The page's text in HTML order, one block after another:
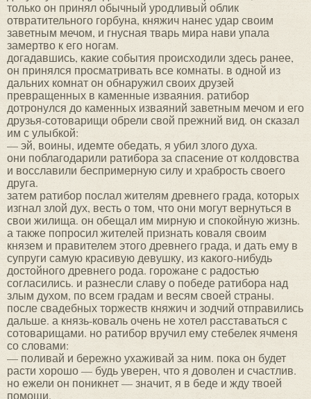
только он принял обычный уродливый облик
отвратительного горбуна, княжич нанес удар своим
заветным мечом, и гнусная тварь мира нави упала
замертво к его ногам.
догадавшись, какие события происходили здесь ранее,
он принялся просматривать все комнаты. в одной из
дальних комнат он обнаружил своих друзей
превращенных в каменные изваяния. ратибор
дотронулся до каменных изваяний заветным мечом и его
друзья-сотоварищи обрели свой прежний вид. он сказал
им с улыбкой:
— эй, воины, идемте обедать, я убил злого духа.
они поблагодарили ратибора за спасение от колдовства
и восславили беспримерную силу и храбрость своего
друга.
затем ратибор послал жителям древнего града, которых
изгнал злой дух, весть о том, что они могут вернуться в
свои жилища. он обещал им мирную и спокойную жизнь.
а также попросил жителей признать коваля своим
князем и правителем этого древнего града, и дать ему в
супруги самую красивую девушку, из какого-нибудь
достойного древнего рода. горожане с радостью
согласились. и разнесли славу о победе ратибора над
злым духом, по всем градам и весям своей страны.
после свадебных торжеств княжич и зодчий отправились
дальше. а князь-коваль очень не хотел расставаться с
сотоварищами. но ратибор вручил ему стебелек ячменя
со словами:
— поливай и бережно ухаживай за ним. пока он будет
расти хорошо — будь уверен, что я доволен и счастлив.
но ежели он поникнет — значит, я в беде и жду твоей
помощи.